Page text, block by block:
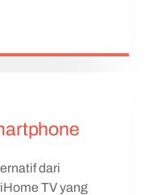
dari
TV yang